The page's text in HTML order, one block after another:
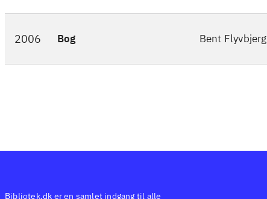
2006 Bog Bent Flyvbjerg
Bibliotek.dk er en samlet indgang til alle